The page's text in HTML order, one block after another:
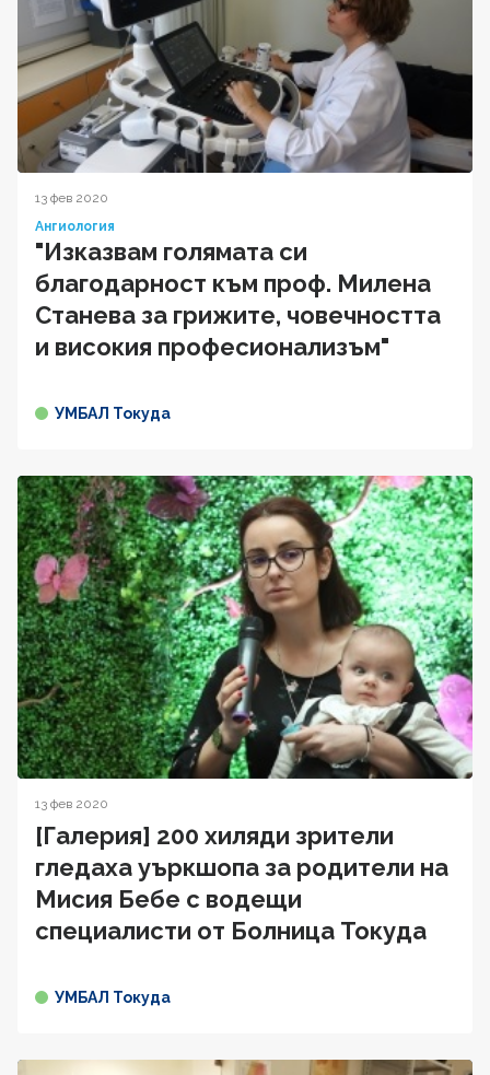
13 фев 2020
Ангиология
"Изказвам голямата си
благодарност към проф. Милена
Станева за грижите, човечността
и високия професионализъм"
УМБАЛ Токуда
13 фев 2020
[Галерия] 200 хиляди зрители
гледаха уъркшопа за родители на
Мисия Бебе с водещи
специалисти от Болница Токуда
УМБАЛ Токуда